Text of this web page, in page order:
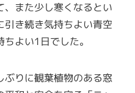
、また少し寒くなるとい
引き続き気持ちよい青空
よい1日でした。
ぶりに観葉植物のある窓